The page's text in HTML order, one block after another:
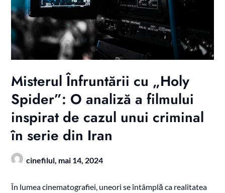
Misterul Înfruntării cu „Holy
Spider”: O analiză a filmului
inspirat de cazul unui criminal
în serie din Iran
cinefilul, mai 14, 2024
În lumea cinematografiei, uneori se întâmplă ca realitatea